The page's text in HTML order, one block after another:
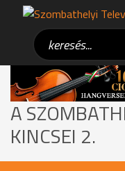
A
KINCSEI 2.